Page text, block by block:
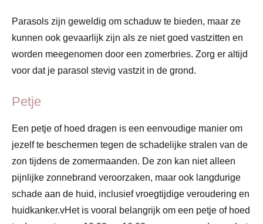
Parasols zijn geweldig om schaduw te bieden, maar ze
kunnen ook gevaarlijk zijn als ze niet goed vastzitten en
worden meegenomen door een zomerbries. Zorg er altijd
voor dat je parasol stevig vastzit in de grond.
Petje
Een petje of hoed dragen is een eenvoudige manier om
jezelf te beschermen tegen de schadelijke stralen van de
zon tijdens de zomermaanden. De zon kan niet alleen
pijnlijke zonnebrand veroorzaken, maar ook langdurige
schade aan de huid, inclusief vroegtijdige veroudering en
huidkanker.vHet is vooral belangrijk om een petje of hoed